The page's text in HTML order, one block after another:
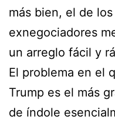
más bien, el de
exnegociadores
un arreglo fácil y
El problema en el
Trump es el más
de índole